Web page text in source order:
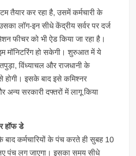
तैयार कर रहा है, उसमें कर्मचारी के
लॉग-इन सीधे केंद्रीय सर्वर पर दर्ज
फीचर को भी ऐड किया जा रहा है।
मॉनिटरिंग हो सकेगी। शुरुआत में ये
विंध्याचल और राजधानी के
से होगी। इसके बाद इसे कमिश्नर
अन्य सरकारी दफ्तरों में लागू किया
हॉफ डे
कर्मचारियों के पंच करते ही सुबह 10
पंच लग जाएगा। इसका समय सीधे